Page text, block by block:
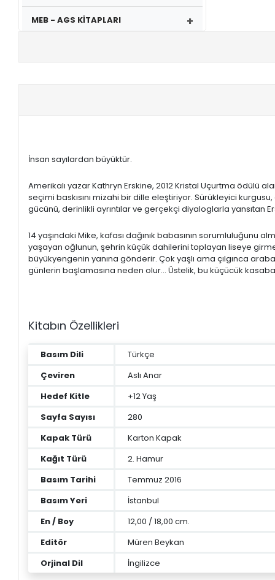
MEB - AGS KİTAPLARI +
ASKERİ LİSE - PMYO KİTAPLARI
YÖS KİTAPLARI
GYS HAZIRLIK KİTAPLARI
SPK HAZIRLIK KİTAPLARI
KUTULU SETLER
İNGİLİZCE HİKAYE KİTAPLARI
MANGA - ÇİZGİ ROMAN
FUTBOL - SPORCU KİTAPLARI
BOYAMA - MANDALA KİTAPLARI
İnsan sayılardan büyüktür.
Amerikalı yazar Kathryn Erskine, 2012 Kristal Uçurtma ödülü
seçimi baskısını mizahi bir dille eleştiriyor. Sürükleyici
gücünü, derinlikli ayrıntılar ve gerçekçi diyaloglarla yansıtan
14 yaşındaki Mike, kafası dağınık babasının sorumluluğunu
yaşayan oğlunun, şehrin küçük dahilerini toplayan liseye
büyükyengenin yanına gönderir. Çok yaşlı ama çılgınca
günlerin başlamasına neden olur... Üstelik, bu küçücük
Kitabın Özellikleri
Basım Dili
Türkçe
Çeviren
Aslı Anar
Hedef Kitle
+12 Yaş
Sayfa Sayısı
280
Kapak Türü
Karton Kapak
Kağıt Türü
2. Hamur
Basım Tarihi
Temmuz 2016
Basım Yeri
İstanbul
En / Boy
12,00 / 18,00 cm.
Editör
Müren Beykan
Orjinal Dil
İngilizce